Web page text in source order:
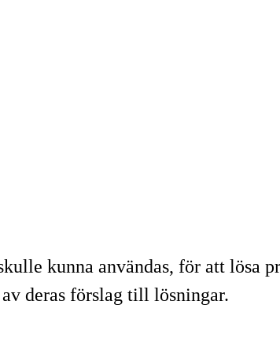
kunna användas, för att lösa
deras förslag till lösningar.